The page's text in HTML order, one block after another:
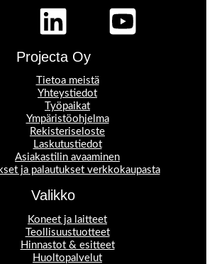
Projecta Oy
Tietoa meistä
Yhteystiedot
Työpaikat
Ympäristöohjelma
Rekisteriseloste
Laskutustiedot
Asiakastilin avaaminen
ja palautukset verkkokaupasta
Valikko
Koneet ja laitteet
Teollisuustuotteet
Hinnastot & esitteet
Huoltopalvelut